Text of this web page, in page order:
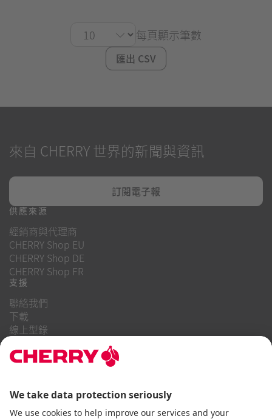
每頁顯示筆數
匯出 CSV
來自 CHERRY 世界的新聞與資訊
訂閱電子報
供應來源
經銷商與代理商
CHERRY Shop EU
CHERRY Shop DE
CHERRY Shop FR
支援
聯絡我們
下載
線上型錄
關於我們
投資者關係
舉報系統
商業行為守則